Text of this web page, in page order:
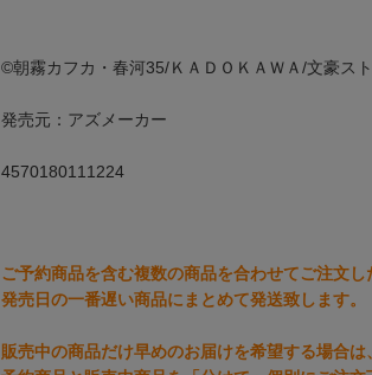
©朝霧カフカ・春河35/ＫＡＤＯＫＡＷＡ/文豪ス
発売元：アズメーカー
4570180111224
ご予約商品を含む複数の商品を合わせてご注文し
発売日の一番遅い商品にまとめて発送致します。
販売中の商品だけ早めのお届けを希望する場合は、